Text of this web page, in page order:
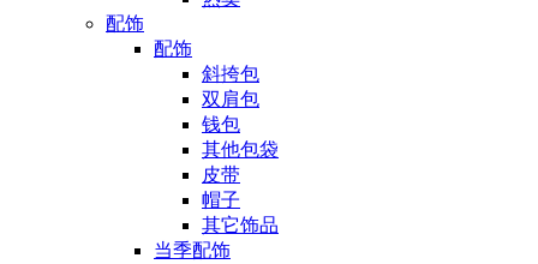
配饰
配饰
斜挎包
双肩包
钱包
其他包袋
皮带
帽子
其它饰品
当季配饰